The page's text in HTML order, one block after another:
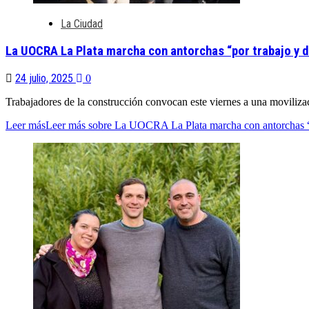
La Ciudad
La UOCRA La Plata marcha con antorchas “por trabajo y
24 julio, 2025
0
Trabajadores de la construcción convocan este viernes a una
Leer másLeer más sobre La UOCRA La Plata marcha con antorchas